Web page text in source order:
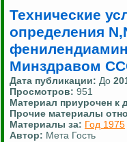
Технические
определения
Минздравом
Дата публикации: До
Просмотров: 951
Материал приурочен к
Прочие материалы
Материалы за: Год 1975
Автор: Мета Гость